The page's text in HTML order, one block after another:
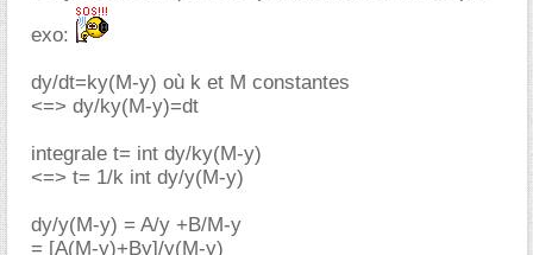
exo:
dy/dt=ky(M-y) où k et M constantes
<=> dy/ky(M-y)=dt
integrale t= int dy/ky(M-y)
<=> t= 1/k int dy/y(M-y)
dy/y(M-y) = A/y +B/M-y
= [A(M-y)+By]/y(M-y)